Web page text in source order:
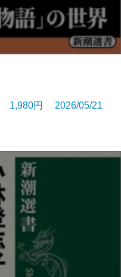
1,980円 2026/05/21